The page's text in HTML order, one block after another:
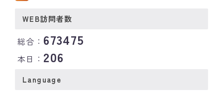
WEB訪問者数
総合： 673475
本日： 206
Language